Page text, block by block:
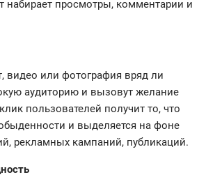
набирает просмотры, комментарии и
видео или фотография вряд ли
аудиторию и вызовут желание
пользователей получит то, что
и выделяется на фоне
рекламных кампаний, публикаций.